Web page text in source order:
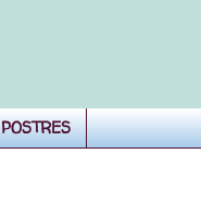
POSTRES